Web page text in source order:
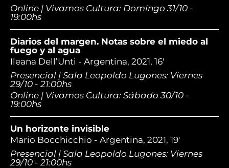
Online | Vivamos Cultura: Domingo 31/10 -
19:00hs
Diarios del margen. Notas sobre el miedo al
fuego y al agua
Ileana Dell’Unti - Argentina, 2021, 16'
Presencial | Sala Leopoldo Lugones: Viernes
29/10 - 21:00hs
Online | Vivamos Cultura: Sábado 30/10 -
19:00hs
Un horizonte invisible
Mario Bocchicchio - Argentina, 2021, 19'
Presencial | Sala Leopoldo Lugones: Viernes
29/10 - 21:00hs